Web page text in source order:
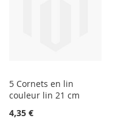
5 Cornets en lin
couleur lin 21 cm
4,35 €